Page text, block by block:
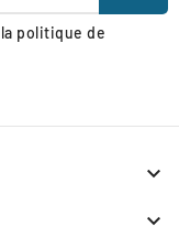
politique de

